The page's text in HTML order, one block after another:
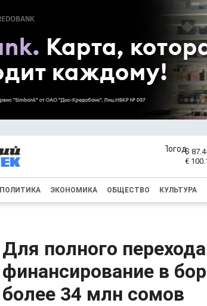
$
€
ПОЛИТИКА ЭКОНОМИКА ОБЩЕСТВО КУЛЬТУРА
Для полного
финансирование в
более 34 млн сомов